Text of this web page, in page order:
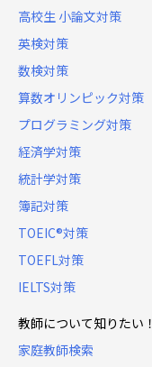
高校生 小論文対策
英検対策
数検対策
算数オリンピック対策
プログラミング対策
経済学対策
統計学対策
簿記対策
TOEIC®対策
TOEFL対策
IELTS対策
教師について知りたい！
家庭教師検索